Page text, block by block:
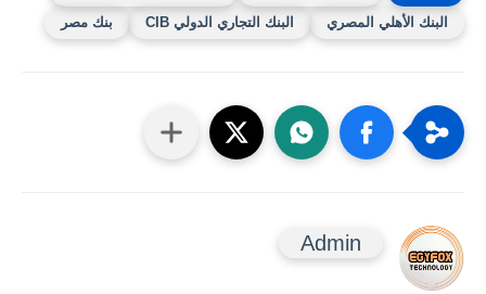
البنك الأهلي المصري
البنك التجاري الدولي CIB بنك مصر
Admin